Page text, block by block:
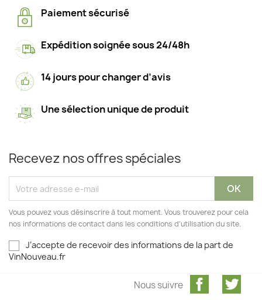
Paiement sécurisé
Expédition soignée sous 24/48h
14 jours pour changer d’avis
Une sélection unique de produit
Recevez nos offres spéciales
Vous pouvez vous désinscrire à tout moment. Vous trouverez pour cela
nos informations de contact dans les conditions d'utilisation du site.
J’accepte de recevoir des informations de la part de
VinNouveau.fr
Facebook
Nous suivre